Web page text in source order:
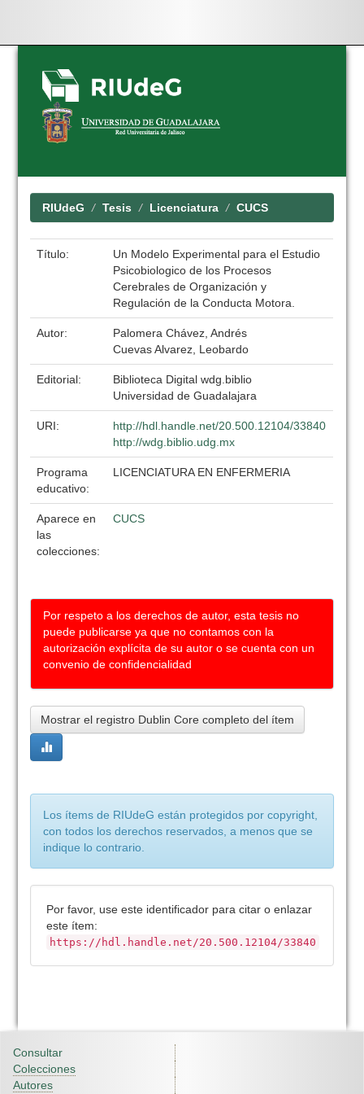
Skip
navigation
RIUdeG Tesis Licenciatura CUCS
Título:
Un Modelo Experimental para el Estudio
Psicobiologico de los Procesos
Cerebrales de Organización y
Regulación de la Conducta Motora.
Autor:
Palomera Chávez, Andrés
Cuevas Alvarez, Leobardo
Editorial:
Biblioteca Digital wdg.biblio
Universidad de Guadalajara
URI:
http://hdl.handle.net/20.500.12104/33840
http://wdg.biblio.udg.mx
Programa
educativo:
LICENCIATURA EN ENFERMERIA
Aparece en
las
colecciones:
CUCS
Por respeto a los derechos de autor, esta tesis no
puede publicarse ya que no contamos con la
autorización explícita de su autor o se cuenta con un
convenio de confidencialidad
Mostrar el registro Dublin Core completo del ítem
Los ítems de RIUdeG están protegidos por copyright,
con todos los derechos reservados, a menos que se
indique lo contrario.
Por favor, use este identificador para citar o enlazar
este ítem:
https://hdl.handle.net/20.500.12104/33840
Consultar
Colecciones
Autores